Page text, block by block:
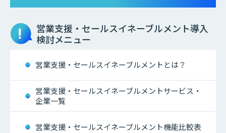
営業支援・セールスイネーブルメント導入
検討メニュー
営業支援・セールスイネーブルメントとは？
営業支援・セールスイネーブルメントサービス・
企業一覧
営業支援・セールスイネーブルメント機能比較表